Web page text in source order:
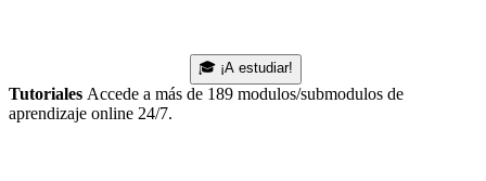
🎓 ¡A estudiar!
Tutoriales Accede a más de 189 modulos/submodulos de
aprendizaje online 24/7.